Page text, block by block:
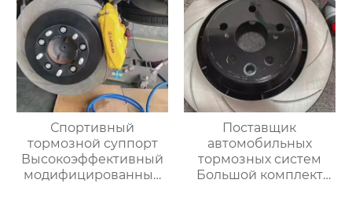
Спортивный
тормозной суппорт
Высокоэффективный
модифицированный
Поставщик
автомобильных
тормозных систем
Большой комплект